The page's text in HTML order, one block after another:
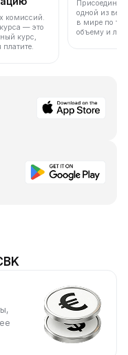
комиссий.
— это
курс,
одной из
в мире по
объему и